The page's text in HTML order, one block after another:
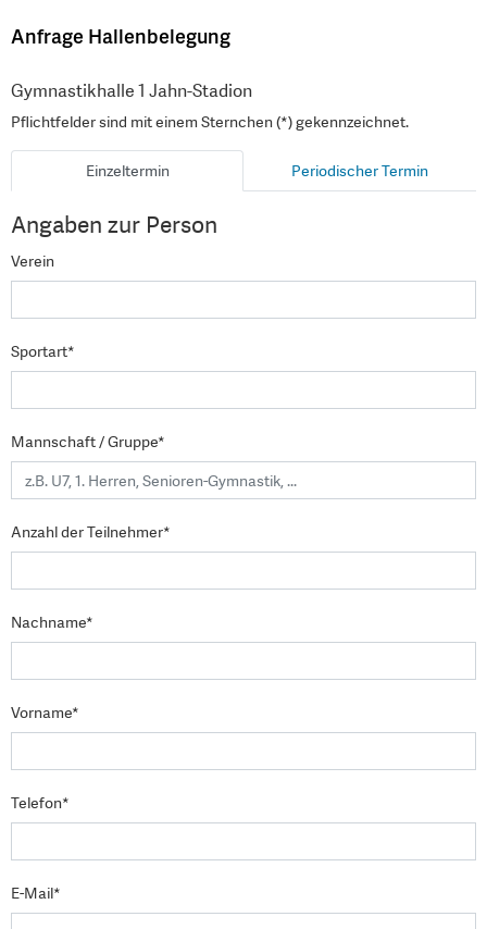
Anfrage Hallenbelegung
Gymnastikhalle 1 Jahn-Stadion
Pflichtfelder sind mit einem Sternchen (*) gekennzeichnet.
Einzeltermin Periodischer Termin
Angaben zur Person
Verein
Sportart*
Mannschaft / Gruppe*
Anzahl der Teilnehmer*
Nachname*
Vorname*
Telefon*
E-Mail*